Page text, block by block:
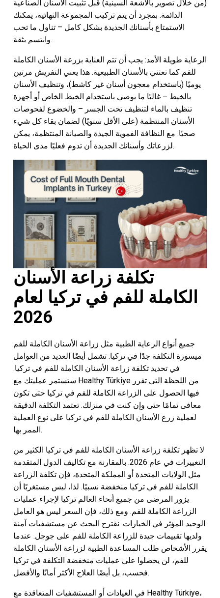
(من خلال تصوير بالأشعة السينية) قبل تثبيت الأسنان الصناعية
الدائمة. بمجرد أن يتم تركيب المجموعة النهائية، يمكنك
الاستمتاع بأسنانك الجديدة بشكل كامل – تناول ما تحب
وابتسم بثقة.
الرعاية طويلة الأمد: يجب أن تتم العناية بزرعة الأسنان الكاملة
للفم كما تعتني بالأسنان الطبيعية. هذا يعني التفريش مرتين
يوميًا (باستخدام معجون أسنان غير كاشط)، وتنظيف الأسنان
بالخيط – غالبًا ما يوصى باستخدام الخيط الخاص أو أجهزة
تنظيف بالماء لتنظيف تحت الجسر – والخضوع لفحوصات
الأسنان المنتظمة (على الأقل سنويًا) لضمان بقاء كل شيء
صحيًا. مع النظافة الفموية الجيدة والصيانة المنتظمة، يمكن
لزرعاتك وأسنانك الجديدة أن تدوم فعليًا مدى الحياة.
تكلفة زراعة الأسنان
الكاملة للفم في تركيا لعام
2026
جميع أنواع الرعاية الطبية مثل زراعة الأسنان الكاملة للفم
ميسورة التكلفة جدًا في تركيا. تشمل أيضًا العديد من العوامل
في تحديد تكلفة زراعة الأسنان الكاملة للفم في تركيا.
ستستمر عمليتك مع Healthy Türkiye من اللحظة التي تقرر
فيها الحصول على الزراعة الكاملة للفم في تركيا حتى تكون
معافى تمامًا حتى وإن كنت في منزلك. تعتمد التكلفة الدقيقة
لعملية زرع الأسنان الكاملة للفم في تركيا على نوع العملية
الممر بها.
لا تظهر تكلفة زراعة الأسنان الكاملة للفم في تركيا الكثير من
التغييرات في عام 2026. بالمقارنة مع تكاليف الدول المتقدمة
مثل الولايات المتحدة أو المملكة المتحدة، فإن تكلفة الزراعة
الكاملة للفم في تركيا منخفضة نسبيًا. لذا، ليس مستغربًا أن
يزور المرضى من جميع أنحاء العالم تركيا لإجراء عمليات
الزراعة الكاملة للفم. ومع ذلك، فإن السعر ليس هو العامل
الوحيد المؤثر في الخيارات. نقترح البحث عن مستشفيات آمنة
ولديها تقييمات جيدة للزراعة الكاملة للفم على جوجل. عندما
يقرر الأشخاص طلب المساعدة الطبية لزراعة الأسنان الكاملة
للفم، لن يحصلوا على عمليات منخفضة التكلفة في تركيا
فحسب، بل أيضًا العلاج الأكثر أمانًا والأفضل.
في العيادات أو المستشفيات المتعاقدة مع Healthy Türkiye،